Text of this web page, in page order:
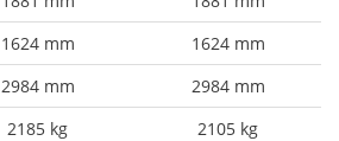
1624 mm
1624 mm
2984 mm
2984 mm
2185 kg
2105 kg